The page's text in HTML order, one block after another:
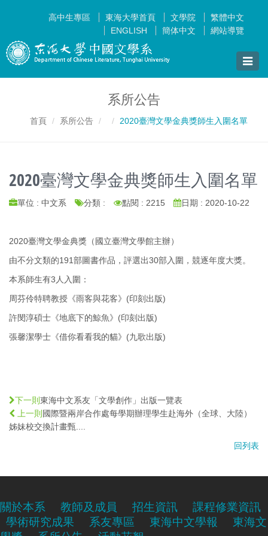
高中生專區 東海大學首頁 文學院
繁體中文
ENGLISH
簡体中文 網站導覽
Toggle
系所公告
首頁 系所公告 2020臺灣文學金典獎師生入圍名單
2020臺灣文學金典獎師生入圍名單
單位 : 中文系 分類 : 點閱 : 2215 日期 : 2020-10-22
2020臺灣文學金典獎（國立臺灣文學館主辦）
由不分文類的191部圖書作品，評選出30部入圍，競逐年度大獎。
本系師生有3人入圍：
周芬伶特聘教授《雨客與花客》(印刻出版)
許閔淳碩士《地底下的鯨魚》(印刻出版)
張馨潔學士《借你看看我的貓》(九歌出版)
下一則 東海中文系友「文學創作」出版一覽表
上一則 國際暨兩岸合作處每學期辦理學生赴海外（全球、大陸）
姊妹校交換計畫甄....
回列表
關於本系 教師及成員 招生資訊
課程修業資訊
學術研究成果
系友專區 東海中文學報
東海文